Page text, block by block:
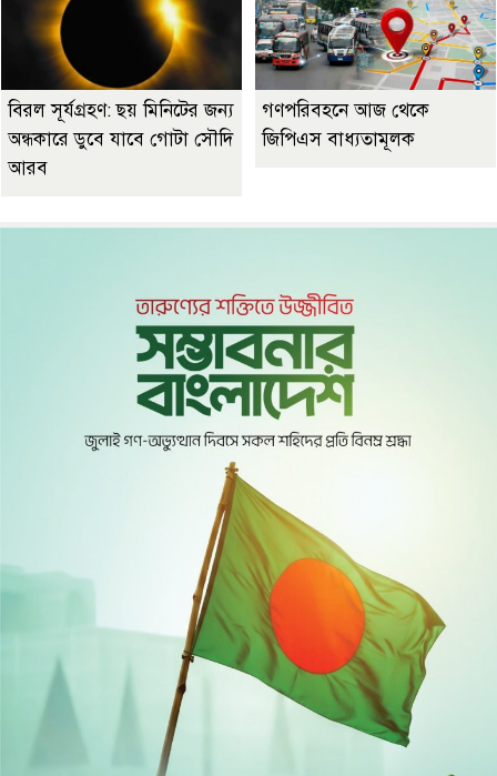
বিরল সূর্যগ্রহণ: ছয় মিনিটের জন্য
অন্ধকারে ডুবে যাবে গোটা সৌদি
আরব
গণপরিবহনে আজ থেকে
জিপিএস বাধ্যতামূলক